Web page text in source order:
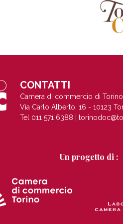
CONTATTI
Camera di commercio di Torino
Via Carlo Alberto, 16 - 10123
Tel 011 571 6388 |
Un progetto di :